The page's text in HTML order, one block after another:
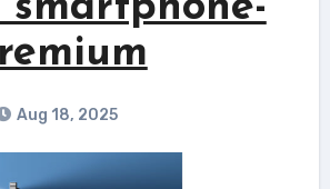
Aug 18, 2025